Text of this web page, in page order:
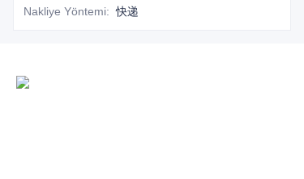
Nakliye Yöntemi: 快递